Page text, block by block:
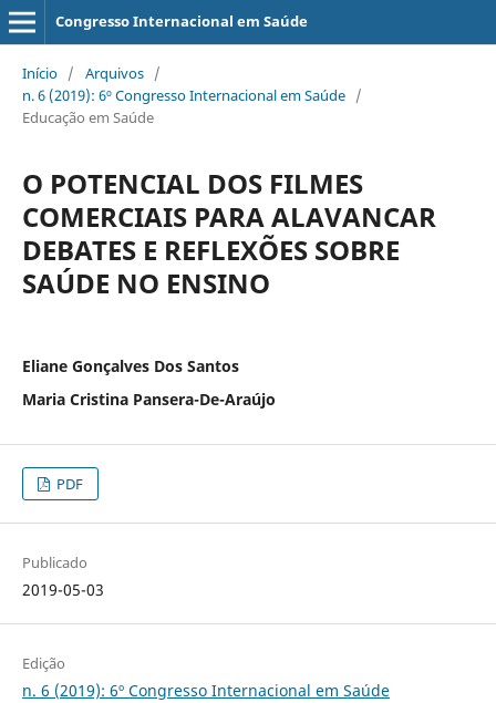
Congresso Internacional em Saúde
Início / Arquivos /
n. 6 (2019): 6º Congresso Internacional em Saúde /
Educação em Saúde
O POTENCIAL DOS FILMES
COMERCIAIS PARA ALAVANCAR
DEBATES E REFLEXÕES SOBRE
SAÚDE NO ENSINO
Eliane Gonçalves Dos Santos
Maria Cristina Pansera-De-Araújo
PDF
Publicado
2019-05-03
Edição
n. 6 (2019): 6º Congresso Internacional em Saúde